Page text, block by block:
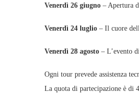
Venerdì 26 giugno – Apertura
Venerdì 24 luglio – Il cuore
Venerdì 28 agosto – L’evento
Ogni tour prevede assistenza
La quota di partecipazione è di